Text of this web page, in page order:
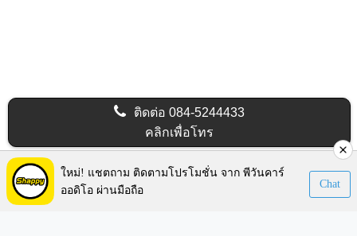
ติดต่อ 084-5244433
คลิกเพื่อโทร
Visitors: 268,983
ใหม่! แชตถาม ติดตามโปรโมชั่น จาก พีวันคาร์
ออดิโอ ผ่านมือถือ
Chat